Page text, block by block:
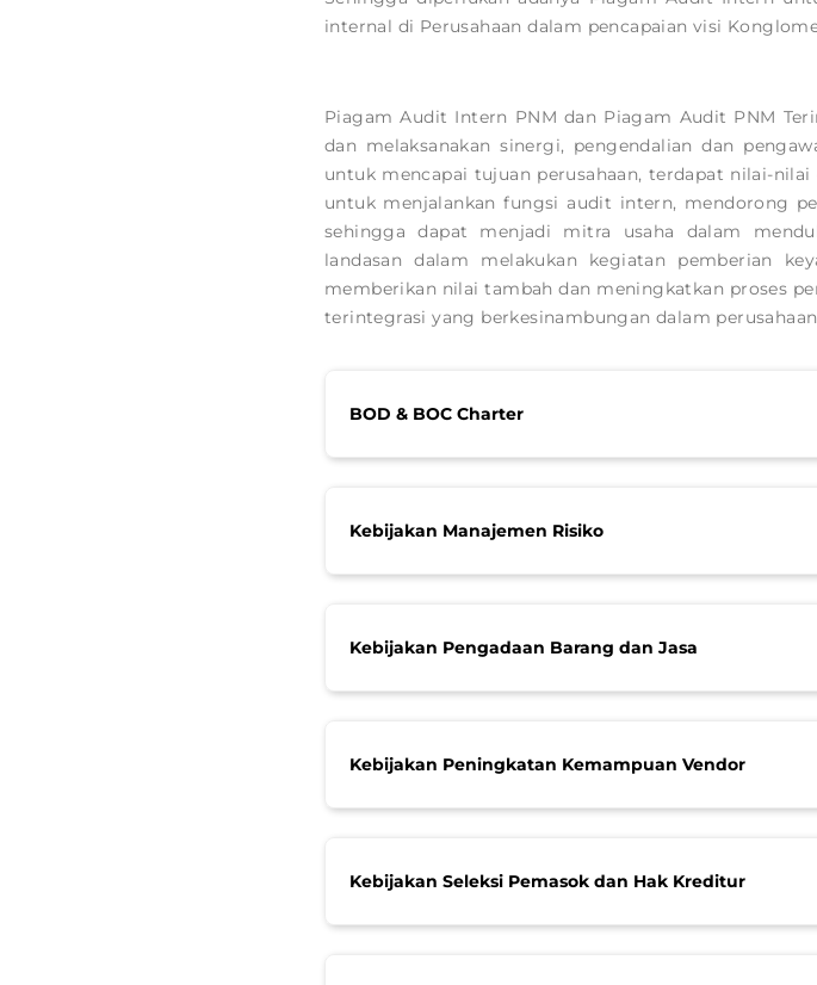
internal di Perusahaan dalam pencapaian visi
Piagam Audit Intern PNM dan Piagam Audit PNM
dan melaksanakan sinergi, pengendalian dan
untuk mencapai tujuan perusahaan, terdapat nilai-
untuk menjalankan fungsi audit intern, mendorong
sehingga dapat menjadi mitra usaha dalam
landasan dalam melakukan kegiatan pemberian
memberikan nilai tambah dan meningkatkan proses
terintegrasi yang berkesinambungan dalam
BOD & BOC Charter
Kebijakan Manajemen Risiko
Kebijakan Pengadaan Barang dan Jasa
Kebijakan Peningkatan Kemampuan Vendor
Kebijakan Seleksi Pemasok dan Hak Kreditur